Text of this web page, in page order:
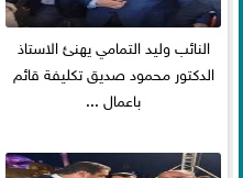
النائب وليد التمامي يهنئ الاستاذ
الدكتور محمود صديق تكليفة قائم
باعمال ...